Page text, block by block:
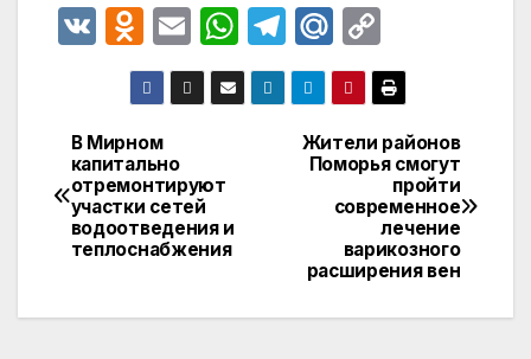
V
O
d
n
o
kl
a
s
ni
E
m
ail
W
h
at
T
el
e
gr
M
ail
.R
u
o
p
y
Li
n
k
Навигация
по
записям
Жители районов
Поморья смогут
пройти
современное
лечение
варикозного
расширения вен
В Мирном
капитально
отремонтируют
участки сетей
водоотведения и
теплоснабжения